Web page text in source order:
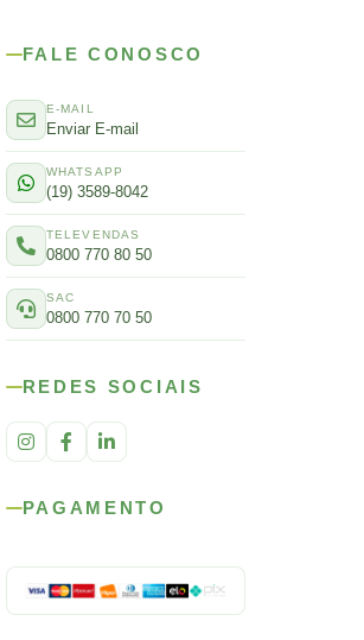
FALE CONOSCO
E-MAIL
Enviar E-mail
WHATSAPP
(19) 3589-8042
TELEVENDAS
0800 770 80 50
SAC
0800 770 70 50
REDES SOCIAIS
PAGAMENTO